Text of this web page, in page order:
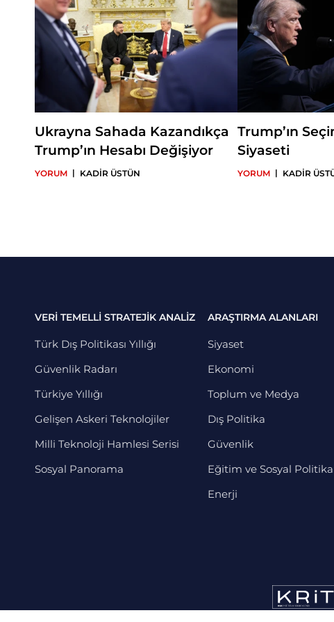
Ukrayna Sahada Kazandıkça
Trump’ın Hesabı Değişiyor
YORUM | KADİR ÜSTÜN
Trump’ın
Siyaseti
YORUM | KADİR
VERİ TEMELLİ STRATEJİK ANALİZ
Türk Dış Politikası Yıllığı
Güvenlik Radarı
Türkiye Yıllığı
Gelişen Askeri Teknolojiler
Milli Teknoloji Hamlesi Serisi
Sosyal Panorama
ARAŞTIRMA ALANLARI
Siyaset
Ekonomi
Toplum ve Medya
Dış Politika
Güvenlik
Eğitim ve Sosyal
Enerji